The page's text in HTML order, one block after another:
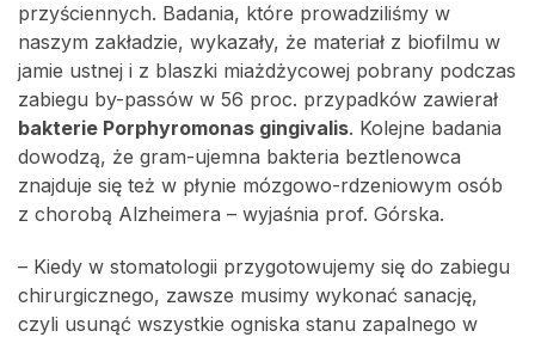
przyściennych. Badania, które prowadziliśmy w
naszym zakładzie, wykazały, że materiał z biofilmu w
jamie ustnej i z blaszki miażdżycowej pobrany podczas
zabiegu by-passów w 56 proc. przypadków zawierał
bakterie Porphyromonas gingivalis. Kolejne badania
dowodzą, że gram-ujemna bakteria beztlenowca
znajduje się też w płynie mózgowo-rdzeniowym osób
z chorobą Alzheimera – wyjaśnia prof. Górska.
– Kiedy w stomatologii przygotowujemy się do zabiegu
chirurgicznego, zawsze musimy wykonać sanację,
czyli usunąć wszystkie ogniska stanu zapalnego w